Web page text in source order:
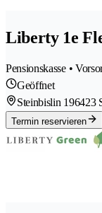
Liberty 1e
Pensionskasse •
Geöffnet
Steinbislin 196423
Termin reservieren